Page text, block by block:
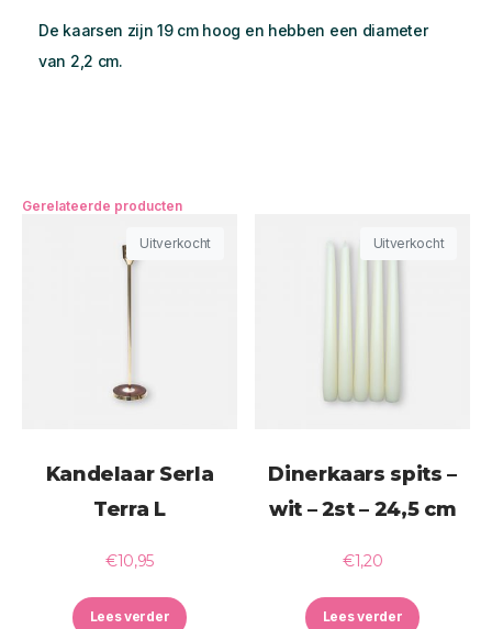
De kaarsen zijn 19 cm hoog en hebben een diameter
van 2,2 cm.
Gerelateerde producten
Uitverkocht
Kandelaar Serla
Terra L
€10,95
Lees verder
Uitverkocht
Dinerkaars spits –
wit – 2st – 24,5 cm
€1,20
Lees verder